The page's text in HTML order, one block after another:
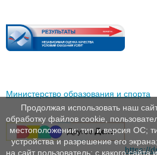
Министерство образования и спорта
https://
Продолжая использовать наш
обработку файлов cookie,
местоположении; тип и версия ОС;
устройства и разрешение его
на сайт пользователь; с какого